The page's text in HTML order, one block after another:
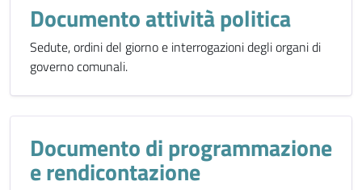
Documento attività politica
Sedute, ordini del giorno e interrogazioni degli organi di
governo comunali.
Documento di programmazione
e rendicontazione